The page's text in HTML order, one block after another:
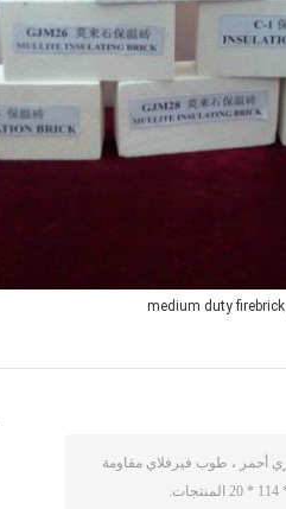
medium duty firebrick